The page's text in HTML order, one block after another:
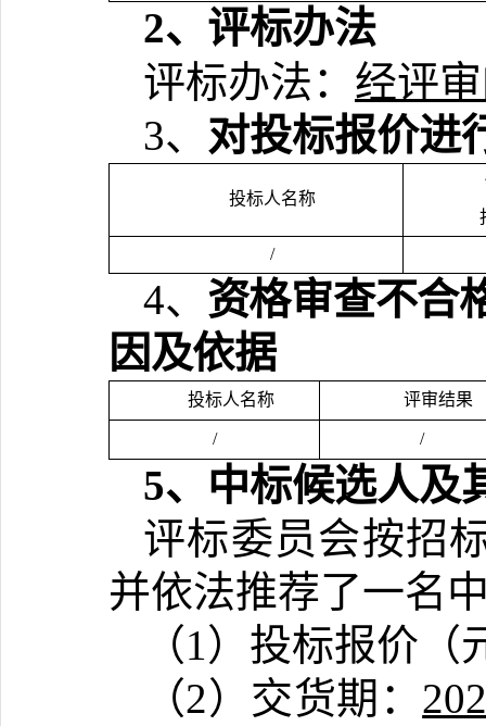
2、评标办法
评标办法： 经评
3、 对投标报价进
投标人名称
/
4、 资格审查不合
因及依据
投标人名称 评审结果
/ /
5、 中标候选人及
评标委员会按招
并依法推荐了一名
（1）投标报价（
（2） 交货期：